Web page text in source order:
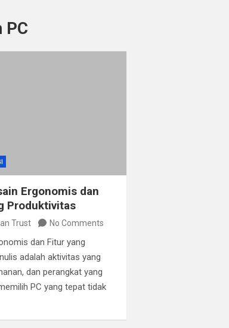
PC
Ergonomis dan
Produktivitas
Trust No Comments
dan Fitur yang
adalah aktivitas yang
dan perangkat yang
PC yang tepat tidak